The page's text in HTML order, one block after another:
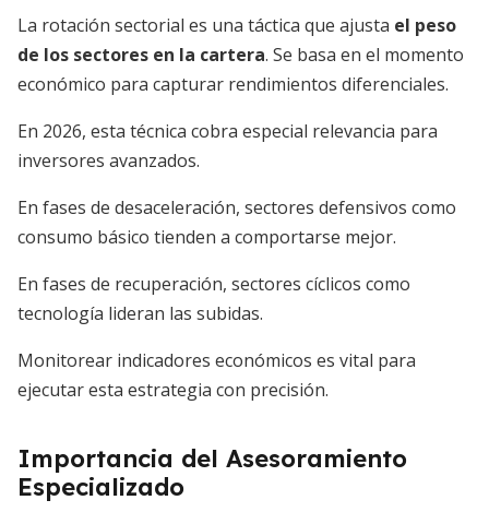
La rotación sectorial es una táctica que ajusta el peso
de los sectores en la cartera. Se basa en el momento
económico para capturar rendimientos diferenciales.
En 2026, esta técnica cobra especial relevancia para
inversores avanzados.
En fases de desaceleración, sectores defensivos como
consumo básico tienden a comportarse mejor.
En fases de recuperación, sectores cíclicos como
tecnología lideran las subidas.
Monitorear indicadores económicos es vital para
ejecutar esta estrategia con precisión.
Importancia del Asesoramiento
Especializado